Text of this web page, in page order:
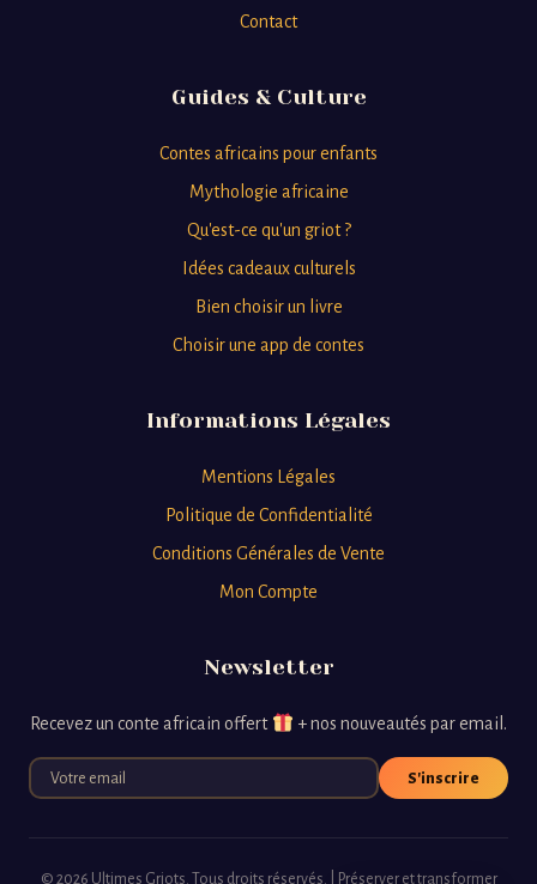
Contact
Guides & Culture
Contes africains pour enfants
Mythologie africaine
Qu'est-ce qu'un griot ?
Idées cadeaux culturels
Bien choisir un livre
Choisir une app de contes
Informations Légales
Mentions Légales
Politique de Confidentialité
Conditions Générales de Vente
Mon Compte
Newsletter
Recevez un conte africain offert + nos nouveautés par email.
S'inscrire
© 2026 Ultimes Griots. Tous droits réservés. | Préserver et transformer